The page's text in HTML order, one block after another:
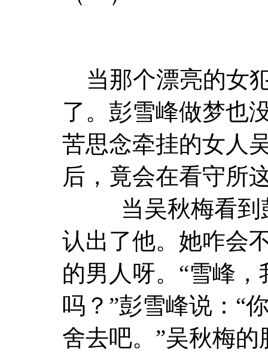
当那个漂亮的女
了。彭雪峰做梦也
苦思念牵挂的女人
后，竟会在看守所
当吴秋梅看到彭
认出了他。她咋会
的男人呀。“雪峰
吗？”彭雪峰说：“
舍去吧。”吴秋梅